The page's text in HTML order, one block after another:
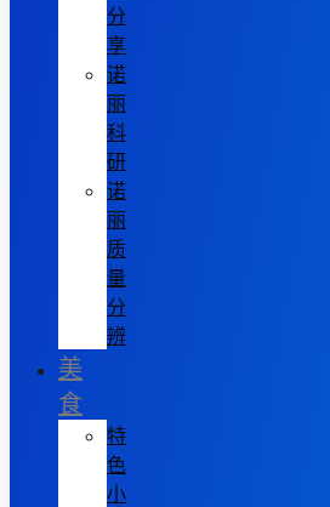
分
享
诺
丽
科
研
诺
丽
质
量
分
辨
美
食
特
色
小